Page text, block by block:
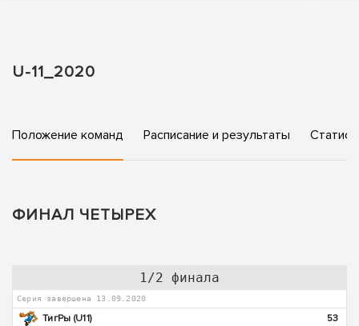
U-11_2020
Положение команд Расписание и результаты
ФИНАЛ ЧЕТЫРЕХ
1/2 финала
Серия завершена 13.09.2020
ТигРы (U11)
53